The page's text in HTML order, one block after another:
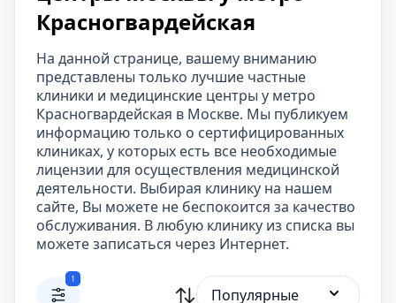
Красногвардейская
На данной странице, вашему вниманию
представлены только лучшие частные
клиники и медицинские центры у метро
Красногвардейская в Москве. Мы публикуем
информацию только о сертифицированных
клиниках, у которых есть все необходимые
лицензии для осуществления медицинской
деятельности. Выбирая клинику на нашем
сайте, Вы можете не беспокоится за качество
обслуживания. В любую клинику из списка вы
можете записаться через Интернет.
1
Популярные